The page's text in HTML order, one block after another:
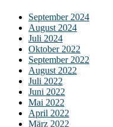
September 2024
August 2024
Juli 2024
Oktober 2022
September 2022
August 2022
Juli 2022
Juni 2022
Mai 2022
April 2022
März 2022